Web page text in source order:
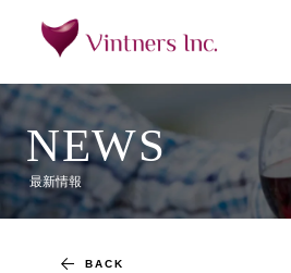
NEWS
最新情報
BACK